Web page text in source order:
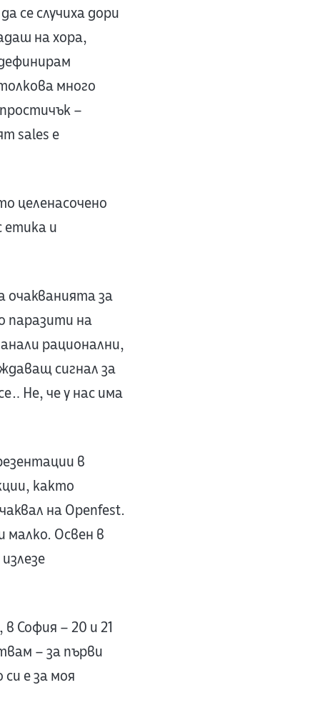
се случиха дори
на хора,
много
–
sales е
целенасочено
етика и
очакванията за
паразити на
рационални,
сигнал за
Не, че у нас има
в
както
на Openfest.
малко. Освен в
София – 20 и 21
– за първи
е за моя